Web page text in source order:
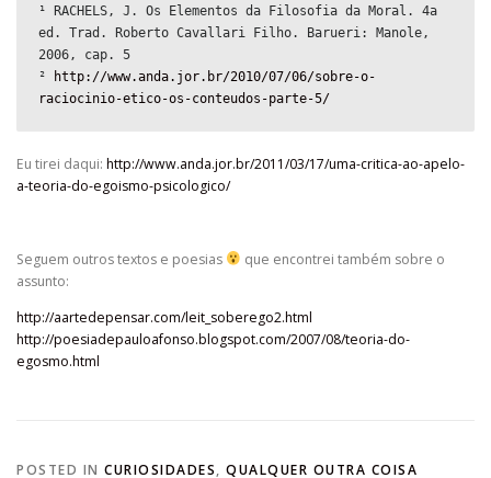
¹ RACHELS, J. Os Elementos da Filosofia da Moral. 4a
ed. Trad. Roberto Cavallari Filho. Barueri: Manole,
2006, cap. 5
²
http://www.anda.jor.br/2010/07/06/sobre-o-
raciocinio-etico-os-conteudos-parte-5/
Eu tirei daqui: http://www.anda.jor.br/2011/03/17/uma-critica-ao-apelo-
a-teoria-do-egoismo-psicologico/
Seguem outros textos e poesias
que encontrei também sobre o
assunto:
http://aartedepensar.com/leit_soberego2.html
http://poesiadepauloafonso.blogspot.com/2007/08/teoria-do-
egosmo.html
POSTED IN CURIOSIDADES, QUALQUER OUTRA COISA